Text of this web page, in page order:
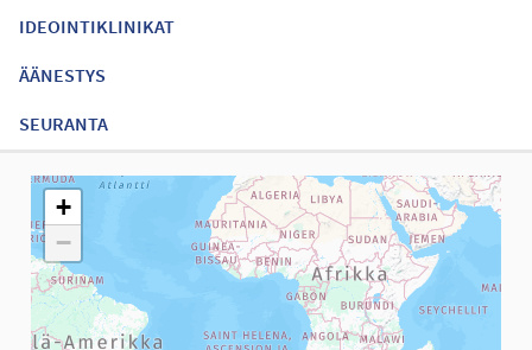
IDEOINTIKLINIKAT
ÄÄNESTYS
SEURANTA
Seuraavassa elementissä on kartta, joka esittää tämän sivun
+
−